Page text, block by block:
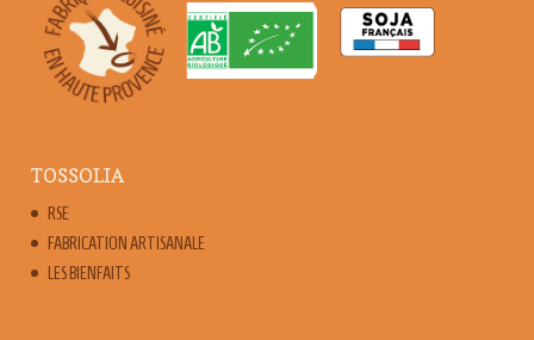
TOSSOLIA
RSE
FABRICATION ARTISANALE
LES BIENFAITS